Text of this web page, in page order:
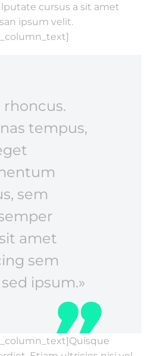
cursus a sit amet
ipsum velit.
rhoncus.
tempus,
sem
amet
sem
ipsum.»